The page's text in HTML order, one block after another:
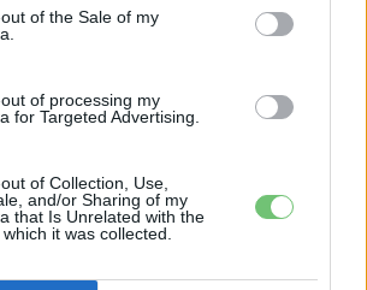
of the Sale of my
of processing my
for Targeted Advertising.
of Collection, Use,
and/or Sharing of my
that Is Unrelated with the
it was collected.
hat szabadalommal készül a
es szilárdtest-akkumulátor-
papírokban bukkant fel a
is
visszatért a régi árazás a magyar